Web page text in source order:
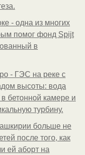
- одна из многих
помог фонд Spijt
в
- ГЭС на реке с
высоты: вода
в бетонной камере и
турбину.
больше не
после того, как
ей аборт на